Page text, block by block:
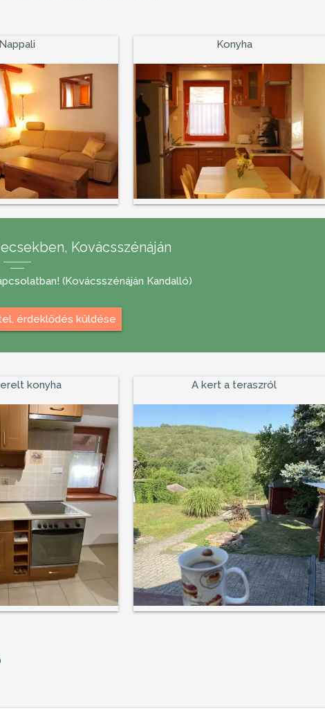
Nappali Konyha
Kovácsszénáján
(Kovácsszénáján Kandalló)
érdeklődés küldése
konyha A kert a teraszról